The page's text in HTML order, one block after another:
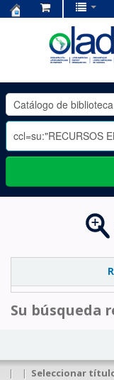
OLADE
-
Su búsqueda
| | Seleccionar